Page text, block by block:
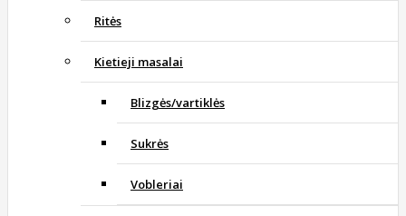
Ritės
Kietieji masalai
Blizgės/vartiklės
Sukrės
Vobleriai